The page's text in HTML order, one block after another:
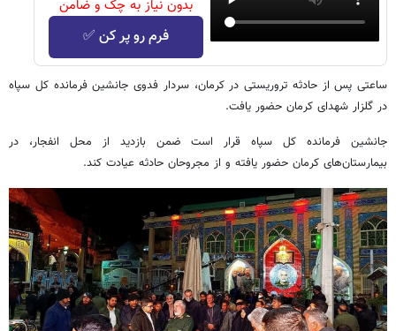
بدون نیاز به چک و ضامن
فرم رو پر کن ✅
ساعتی پس از حادثه تروریستی در کرمان، سردار فدوی جانشین فرمانده کل سپاه
در گلزار شهدای کرمان حضور یافت.
جانشین فرمانده کل سپاه قرار ‌است ضمن بازدید از محل انفجار، در
بیمارستان‌های کرمان حضور یافته و از مجروحان حادثه عیادت کند.